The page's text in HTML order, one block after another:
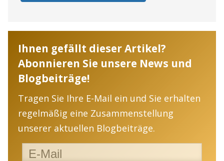
Ihnen gefällt dieser Artikel?
Abonnieren Sie unsere News und
Blogbeiträge!
Tragen Sie Ihre E-Mail ein und Sie erhalten
regelmäßig eine Zusammenstellung
unserer aktuellen Blogbeiträge.